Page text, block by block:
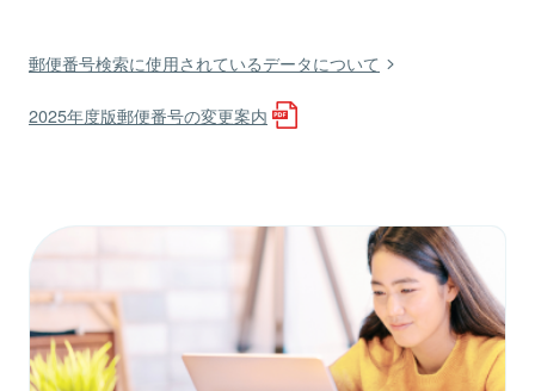
郵便番号検索に使用されているデータについて
2025年度版郵便番号の変更案内